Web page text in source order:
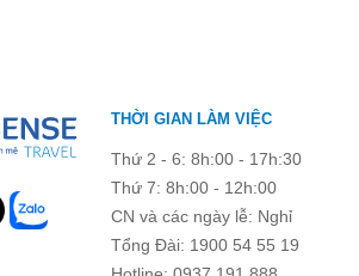
dấu (* ) là bắt buộc. Vui lòng không để
trống !
THỜI GIAN LÀM VIỆC
Thứ 2 - 6: 8h:00 - 17h:30
Thứ 7: 8h:00 - 12h:00
CN và các ngày lễ: Nghỉ
Tổng Đài: 1900 54 55 19